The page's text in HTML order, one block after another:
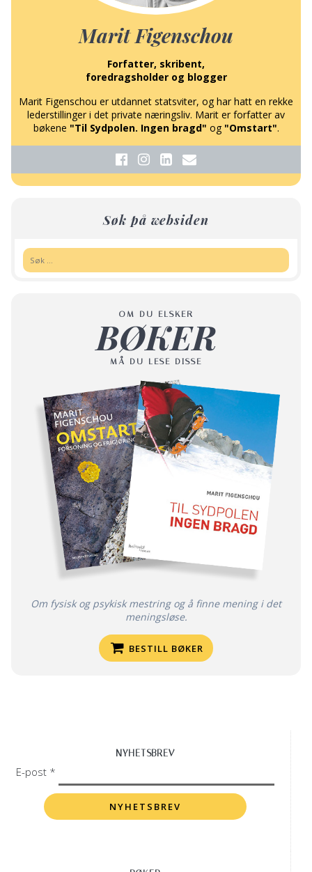
Marit Figenschou
Forfatter, skribent,
foredragsholder og blogger
Marit Figenschou er utdannet statsviter, og har hatt en rekke
lederstillinger i det private næringsliv. Marit er forfatter av
bøkene "Til Sydpolen. Ingen bragd" og "Omstart".
Søk på websiden
OM DU ELSKER
BØKER
MÅ DU LESE DISSE
Om fysisk og psykisk mestring og å finne mening i det
meningsløse.
BESTILL BØKER
NYHETSBREV
E-post *